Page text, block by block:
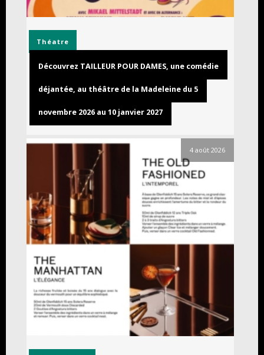
Théatre
Découvrez TAILLEUR POUR DAMES, une comédie
déjantée, au théâtre de la Madeleine du 5
novembre 2026 au 10 janvier 2027
4 août 2026